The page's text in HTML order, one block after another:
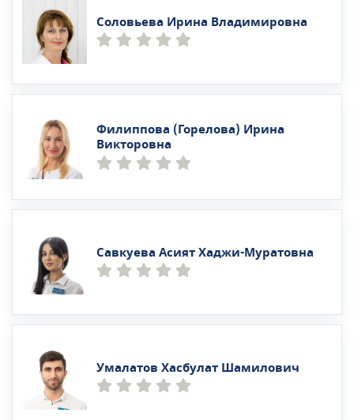
Соловьева Ирина Владимировна
Филиппова (Горелова) Ирина
Викторовна
Савкуева Асият Хаджи-Муратовна
Умалатов Хасбулат Шамилович